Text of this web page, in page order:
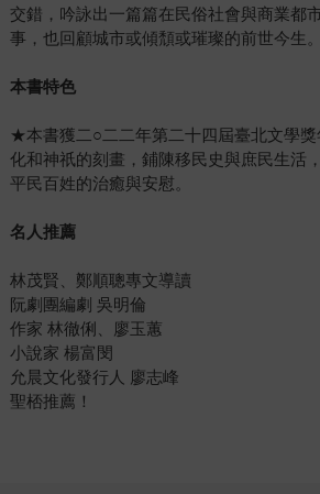
交錯，吟詠出一篇篇在民俗社會與商業都
事，也回顧城市或傾頹或璀璨的前世今生。
本書特色
★本書獲二○二二年第二十四屆臺北文學
化和神祇的刻畫，鋪陳移民史與庶民生活
平民百姓的治癒與安慰。
名人推薦
林茂賢、鄭順聰專文導讀
阮劇團編劇 吳明倫
作家 林徹俐、廖玉蕙
小說家 楊富閔
允晨文化發行人 廖志峰
聖桮推薦！